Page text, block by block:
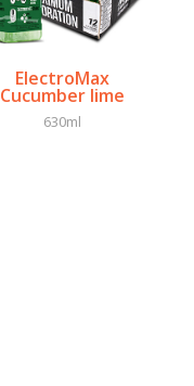
ElectroMax
Cucumber lime
630ml